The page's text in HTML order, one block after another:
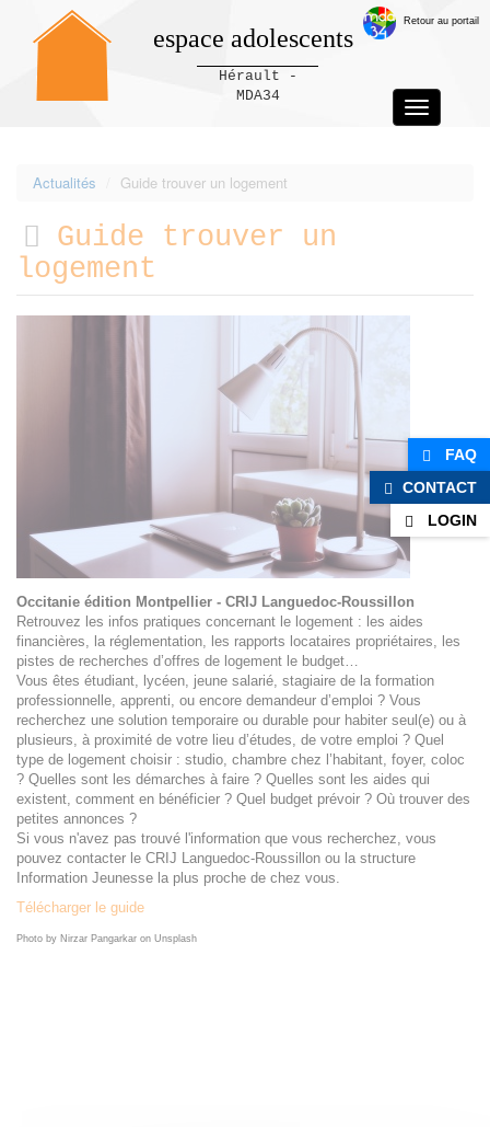
espace adolescents
Hérault -
MDA34
Toggle
navigation
Retour au portail
Actualités Guide trouver un logement
Guide trouver un
logement
Occitanie édition Montpellier - CRIJ Languedoc-Roussillon
Retrouvez les infos pratiques concernant le logement : les aides
financières, la réglementation, les rapports locataires propriétaires, les
pistes de recherches d’offres de logement le budget…
Vous êtes étudiant, lycéen, jeune salarié, stagiaire de la formation
professionnelle, apprenti, ou encore demandeur d’emploi ? Vous
recherchez une solution temporaire ou durable pour habiter seul(e) ou à
plusieurs, à proximité de votre lieu d’études, de votre emploi ? Quel
type de logement choisir : studio, chambre chez l’habitant, foyer, coloc
? Quelles sont les démarches à faire ? Quelles sont les aides qui
existent, comment en bénéficier ? Quel budget prévoir ? Où trouver des
petites annonces ?
Si vous n'avez pas trouvé l'information que vous recherchez, vous
pouvez contacter le CRIJ Languedoc-Roussillon ou la structure
Information Jeunesse la plus proche de chez vous.
Télécharger le guide
Photo by Nirzar Pangarkar on Unsplash
FAQ
CONTACT
LOGIN